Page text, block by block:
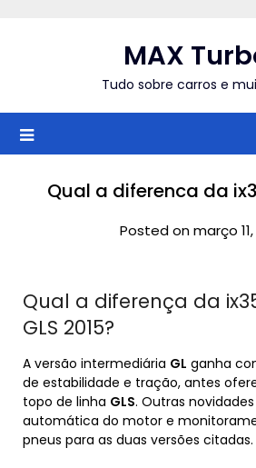
MAX
Tudo sobre carros e
Qual a diferenca da
Posted on março 11,
Qual a diferença da
GLS 2015?
A versão intermediária GL ganha
de estabilidade e tração, antes
topo de linha GLS. Outras
automática do motor e
pneus para as duas versões citadas.